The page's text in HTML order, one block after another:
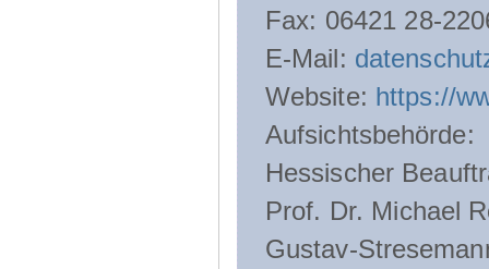
Fax: 06421 28-
E-Mail:
Website: https://
Aufsichtsbehörde:
Hessischer
Prof. Dr. Michael
Gustav-